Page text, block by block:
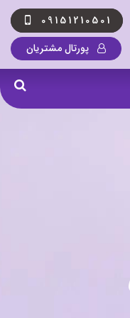
09151210501
پورتال مشتریان